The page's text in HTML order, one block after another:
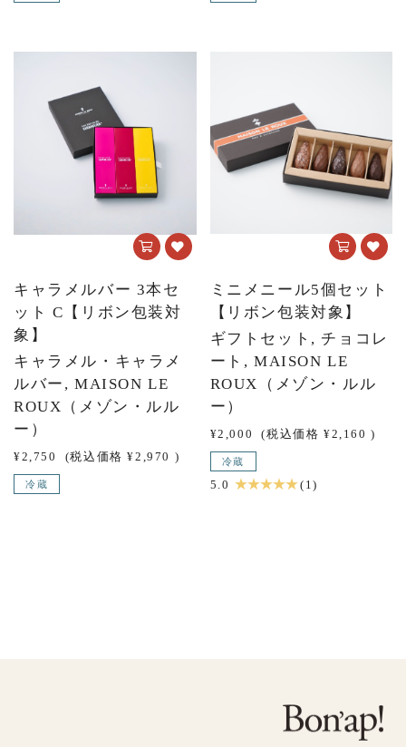
キャラメルバー 3本セ
ット C【リボン包装対
象】
キャラメル・キャラメ
ルバー, MAISON LE
ROUX（メゾン・ルル
ー）
¥2,750 (税込価格 ¥2,970 )
冷蔵
ミニメニール5個セット
【リボン包装対象】
ギフトセット, チョコレ
ート, MAISON LE
ROUX（メゾン・ルル
ー）
¥2,000 (税込価格 ¥2,160 )
冷蔵
5.0 ★ ★ ★ ★ ★(1)